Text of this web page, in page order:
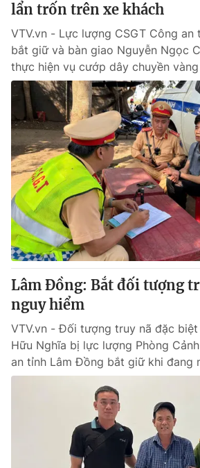
Emagazine Podcast
Photo
Video Shorts
VTV Money VTV
VTV Sức khoẻ Bất
Thị trường 24h Tấm
VTV4 Vươn
VTV8
Liên hệ tòa soạn English
Theo dõi báo trên
lẩn trốn trên xe khách
VTV.vn - Lực lượng CSGT Công an
bắt giữ và bàn giao Nguyễn Ngọc
thực hiện vụ cướp dây chuyền
Lâm Đồng: Bắt đối tượng
nguy hiểm
VTV.vn - Đối tượng truy nã đặc
Hữu Nghĩa bị lực lượng Phòng
an tỉnh Lâm Đồng bắt giữ khi đang